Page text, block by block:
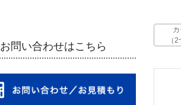
（
お問い合わせはこちら